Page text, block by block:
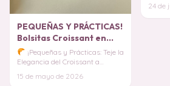
PEQUEÑAS Y PRÁCTICAS!
Bolsitas Croissant en
Crochet PATRON
¡Pequeñas y Prácticas: Teje la
Elegancia del Croissant a
sofisticació
15 de mayo de 2026
24 de